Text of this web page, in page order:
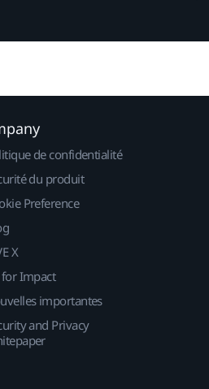
de confidentialité
du produit
Preference
X
for Impact
importantes
and Privacy